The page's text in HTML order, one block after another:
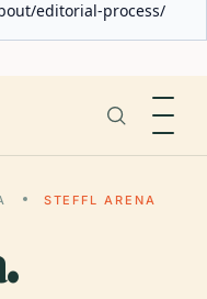
editorial-process/
STEFFL ARENA